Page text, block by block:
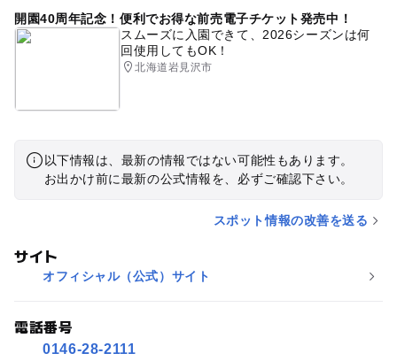
開園40周年記念！便利でお得な前売電子チケット発売中！
スムーズに入園できて、2026シーズンは何
回使用してもOK！
北海道岩見沢市
以下情報は、最新の情報ではない可能性もあります。
お出かけ前に最新の公式情報を、必ずご確認下さい。
スポット情報の改善を送る
サイト
オフィシャル（公式）サイト
電話番号
0146-28-2111